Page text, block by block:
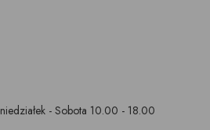
- Sobota 10.00 - 18.00